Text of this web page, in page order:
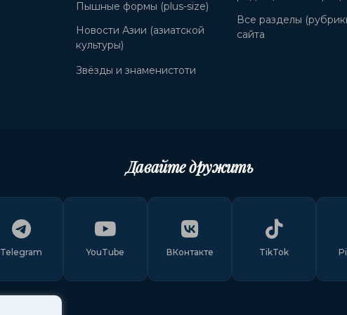
Пышные формы (plus-size)
Новости Азии (азиатской
культуры)
Звёзды и знаменистоти
Все разделы
сайта
Давайте дружить
Telegram YouTube ВКонтакте TikTok